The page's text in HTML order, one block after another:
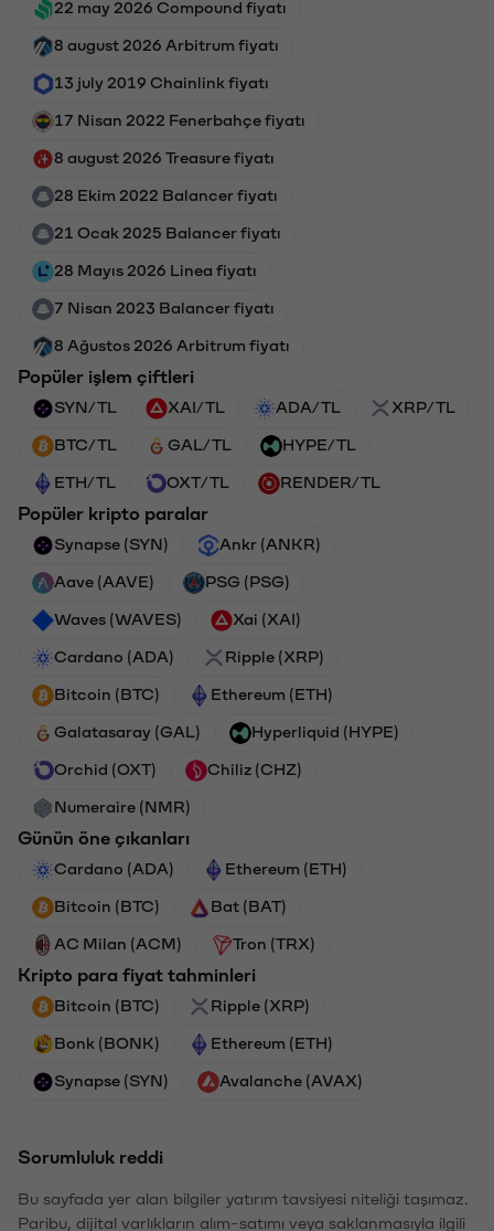
22 may 2026 Compound fiyatı
8 august 2026 Arbitrum fiyatı
13 july 2019 Chainlink fiyatı
17 Nisan 2022 Fenerbahçe fiyatı
8 august 2026 Treasure fiyatı
28 Ekim 2022 Balancer fiyatı
21 Ocak 2025 Balancer fiyatı
28 Mayıs 2026 Linea fiyatı
7 Nisan 2023 Balancer fiyatı
8 Ağustos 2026 Arbitrum fiyatı
Popüler işlem çiftleri
SYN/TL XAI/TL ADA/TL XRP/TL
BTC/TL GAL/TL HYPE/TL
ETH/TL OXT/TL RENDER/TL
Popüler kripto paralar
Synapse (SYN) Ankr (ANKR)
Aave (AAVE) PSG (PSG)
Waves (WAVES) Xai (XAI)
Cardano (ADA) Ripple (XRP)
Bitcoin (BTC) Ethereum (ETH)
Galatasaray (GAL) Hyperliquid (HYPE)
Orchid (OXT) Chiliz (CHZ)
Numeraire (NMR)
Günün öne çıkanları
Cardano (ADA) Ethereum (ETH)
Bitcoin (BTC) Bat (BAT)
AC Milan (ACM) Tron (TRX)
Kripto para fiyat tahminleri
Bitcoin (BTC) Ripple (XRP)
Bonk (BONK) Ethereum (ETH)
Synapse (SYN) Avalanche (AVAX)
Sorumluluk reddi
Bu sayfada yer alan bilgiler yatırım tavsiyesi niteliği taşımaz.
Paribu, dijital varlıkların alım-satımı veya saklanmasıyla ilgili